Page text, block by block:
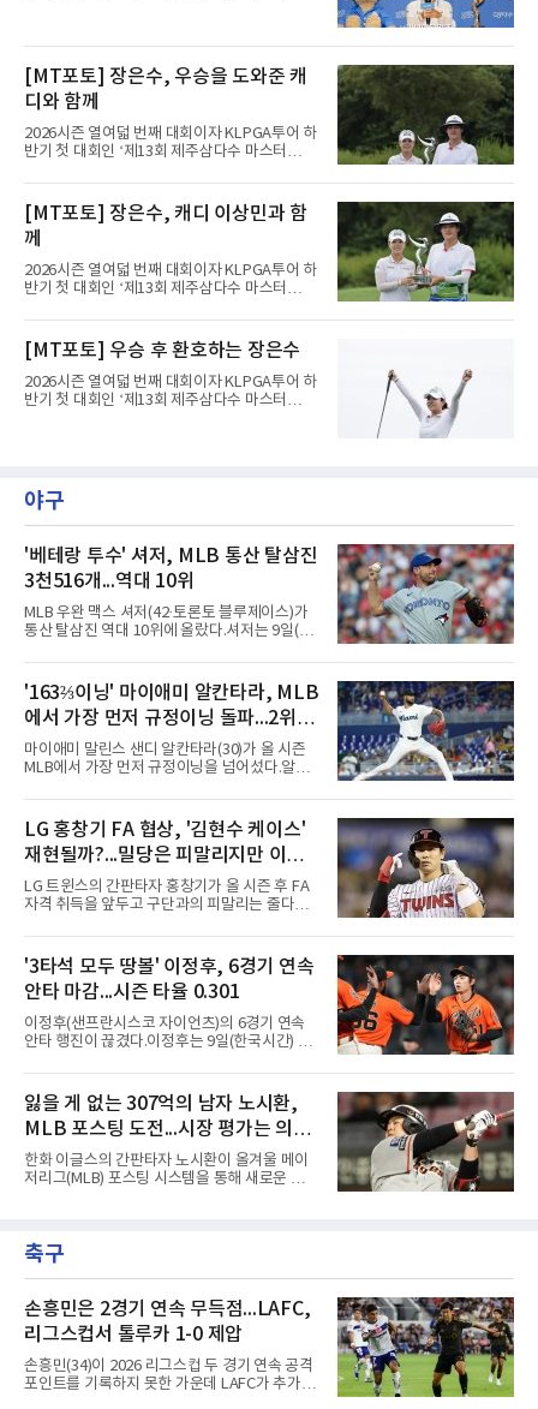
트(파72/6,767야드)에서 열리고 있다.9일 현재
레스룸에서 진행된 공식기자회견에서 기자질문
에 답하고 있다.
[MT포토] 장은수, 우승을 도와준 캐
디와 함께
2026시즌 열여덟 번째 대회이자 KLPGA투어 하
반기 첫 대회인 ‘제13회 제주삼다수 마스터
제주도 서귀포시에 위치한 테디밸리 골프앤리조
트(파72/6,767야드)에서 열리고 있다.9일 현재
최종라운드 경기가 펼쳐지고 있다.장은수가 18
번 홀에서 진행된 시상식에서 포즈를 취하고 있
[MT포토] 장은수, 캐디 이상민과 함
께
2026시즌 열여덟 번째 대회이자 KLPGA투어 하
반기 첫 대회인 ‘제13회 제주삼다수 마스터
제주도 서귀포시에 위치한 테디밸리 골프앤리조
트(파72/6,767야드)에서 열리고 있다.9일 현재
최종라운드 경기가 펼쳐지고 있다.장은수가 18
번 홀에서 진행된 시상식에서 포즈를 취하고 있
다.
[MT포토] 우승 후 환호하는 장은수
2026시즌 열여덟 번째 대회이자 KLPGA투어 하
반기 첫 대회인 ‘제13회 제주삼다수 마스터
번 홀에서 진행된 시상식에서 포즈를 취하고 있
다.
야구
'베테랑 투수' 셔저, MLB 통산 탈삼진
3천516개...역대 10위
MLB 우완 맥스 셔저(42·토론토 블루제이스)가
통산 탈삼진 역대 10위에 올랐다.셔저는 9일(한
서 열린 필라델피아 필리스와의 원정 경기에 선
발 등판해 5⅓이닝 4탈삼진을 기록, 통산 3천
516개를 쌓아 월터 존슨(3천515개)을 1개 차로
제쳤다.이 부문 1위는 놀런 라이언(5천714개)이
며 랜디 존슨(4천875개), 로저 클레먼스(4천672
개), 스티브 칼턴(4천136개)이 뒤를 잇는다.현역
중에서는 올 시즌 후 은퇴하는 통산 8위 저스틴
두 2위다. 올해 토론토와 1년 300만 달러에 재계
약한 그는 9위 게일로드 페리(3
'163⅔이닝' 마이애미 알칸타라, MLB
에서 가장 먼저 규정이닝 돌파...2위와
14이닝 차
마이애미 말린스 샌디 알칸타라(30)가 올 시즌
MLB에서 가장 먼저 규정이닝을 넘어섰다.알칸
크에서 열린 로스앤젤레스 에인절스전에 선발
등판해 7이닝 3피안타 무실점을 기록, 7-0 승리
를 이끌며 시즌 13승(6패)을 올렸다. 평균자책점
은 3.52로 떨어졌고, 3회를 마쳤을 때 통산 1천
226이닝을 기록해 리키 놀라스코의 구단 최다
이닝(1천225⅔이닝)을 경신했다.시즌 소화 이닝
은 163⅔이닝으로 규정이닝 162이닝을 통과했
인트루이스에서 데뷔해 이듬해 마이애미로 이적
한 그는 2022년 리그 최다 228⅔이닝
LG 홍창기 FA 협상, '김현수 케이스'
재현될까?...밀당은 피말리지만 이적
가능성은 낮아
LG 트윈스의 간판타자 홍창기가 올 시즌 후 FA
자격 취득을 앞두고 구단과의 피말리는 줄다리
김현수가 FA 시장에서 이적했던 충격적인 선례
가 소환되면서 벌써부터 팬들의 이목이 집중되
는 양상이다.다만 이번 협상은 과거 김현수 케이
스와는 판이하게 다른 환경 속에서 전개될 것으
로 보인다. 선수 측과 구단 간의 시각 차이가 팽
팽히 맞서며 내부 협상 과정은 극심한 진통을 겪
을 가능성이 크지만, 시장 외부에서 불어오는 변
에서 이탈하는 아픔을 겪었고, 이어진 2026시즌
초중반에도 실전 감각 회복
'3타석 모두 땅볼' 이정후, 6경기 연속
안타 마감...시즌 타율 0.301
이정후(샌프란시스코 자이언츠)의 6경기 연속
안타 행진이 끊겼다.이정후는 9일(한국시간) 미
트로이트 타이거스와의 홈경기에 2번 타자 우익
수로 출전해 3타수 무안타에 그쳤다. 시즌 타율
은 0.301로 하락했다. 1회와 4회 유격수 땅볼, 7
회 2루수 땅볼로 물러났고 9회초 대수비와 교체
됐다.샌프란시스코는 팀 전체가 2안타에 묶인
데다 7회 6실점이 겹쳐 0-8로 졌다.샌디에이고
파드리스 송성문은 휴스턴 애스트로스와의 홈경
잃을 게 없는 307억의 남자 노시환,
MLB 포스팅 도전...시장 평가는 의외
일 수 있어
한화 이글스의 간판타자 노시환이 올겨울 메이
저리그(MLB) 포스팅 시스템을 통해 새로운 도전
을 포함했다. 국내에서 이미 최고 수준의 대우와
확실한 입지를 확보한 만큼, 이번 메이저리그 도
이 없는 도전에 가깝다. 노시환은 이미 KBO리그
에서 연평균 약 28억 원에 달하는 대형 계약과
한화의 프랜차이즈 스타라는 지위를 얻었다. 만
약 MLB 구단들의 평가가 기대에 미치지 못하더
라도 돌아올 곳이 확실하다.그렇다고 포스팅 도
전의 의미가 작아지는 것은 아
축구
손흥민은 2경기 연속 무득점...LAFC,
리그스컵서 톨루카 1-0 제압
손흥민(34)이 2026 리그스컵 두 경기 연속 공격
포인트를 기록하지 못한 가운데 LAFC가 추가시